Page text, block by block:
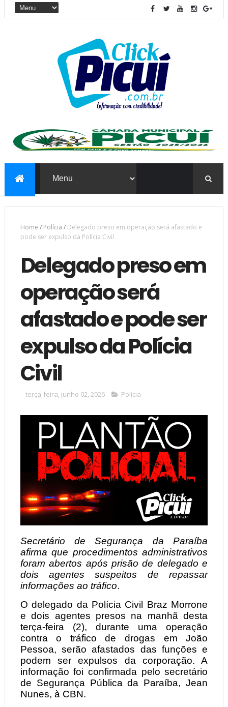
Home / Polícia / Delegado preso em operação será afastado e
pode ser expulso da Polícia Civil
Delegado preso em
operação será
afastado e pode ser
expulso da Polícia
Civil
terça-feira, junho 02, 2026 Polícia
Secretário de Segurança da Paraíba
afirma que procedimentos administrativos
foram abertos após prisão de delegado e
dois agentes suspeitos de repassar
informações ao tráfico.
O delegado da Polícia Civil Braz Morrone
e dois agentes presos na manhã desta
terça-feira (2), durante uma operação
contra o tráfico de drogas em João
Pessoa, serão afastados das funções e
podem ser expulsos da corporação. A
informação foi confirmada pelo secretário
de Segurança Pública da Paraíba, Jean
Nunes, à CBN.